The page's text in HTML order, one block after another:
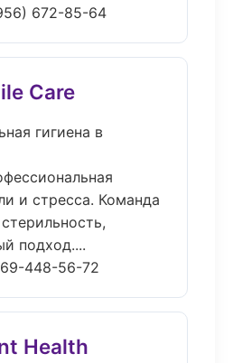
672-85-64
Care
гигиена в
и стресса. Команда
подход....
448-56-72
Health